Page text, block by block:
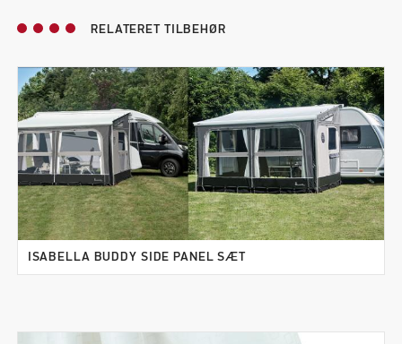
RELATERET TILBEHØR
ISABELLA BUDDY SIDE PANEL SÆT